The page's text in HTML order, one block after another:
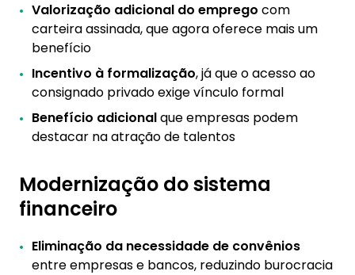
Valorização adicional do emprego com
carteira assinada, que agora oferece mais um
benefício
Incentivo à formalização, já que o acesso ao
consignado privado exige vínculo formal
Benefício adicionalque empresas podem
destacar na atração de talentos
Modernização do sistema
financeiro
Eliminação da necessidade de convênios
entre empresas e bancos, reduzindo burocracia